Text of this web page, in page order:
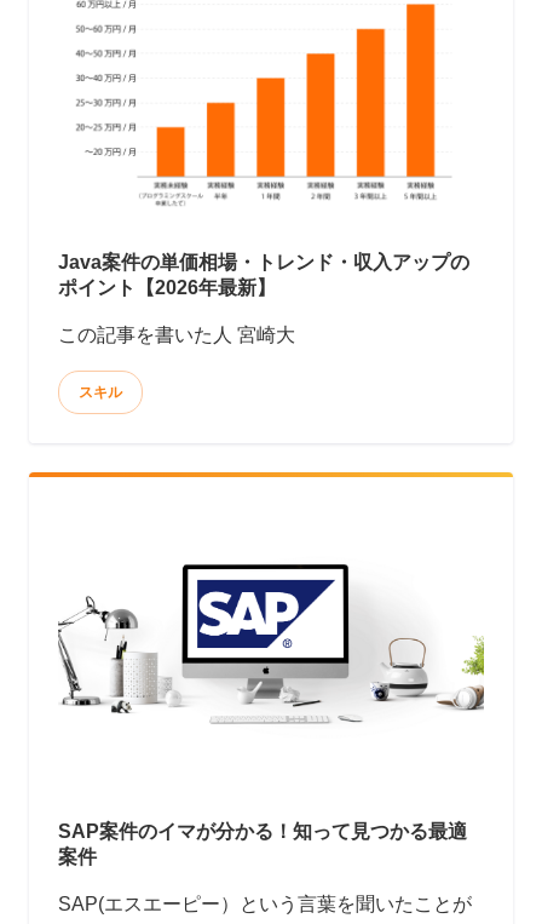
Java案件の単価相場・トレンド・収入アップの
ポイント【2026年最新】
この記事を書いた人 宮崎大
スキル
SAP案件のイマが分かる！知って見つかる最適
案件
SAP(エスエーピー）という言葉を聞いたことが